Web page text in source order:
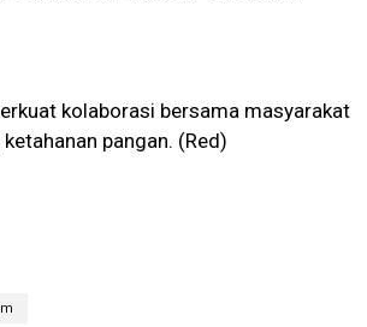
kolaborasi bersama masyarakat
pangan. (Red)